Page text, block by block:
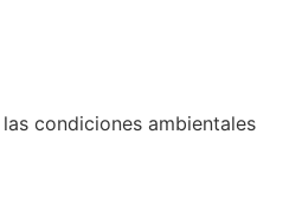
condiciones ambientales